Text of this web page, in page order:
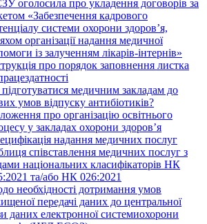
оголосила про укладення договорів за
«Забезпечення кадрового
системи охорони здоров’я,
організації надання медичної
із залученням лікарів-інтернів»
про порядок заповнення листка
медичним закладам до
умов відпуску антибіотиків?
про організацію освітнього
у закладах охорони здоров’я
надання медичних послуг
співставлення медичних послуг з
національних класифікаторів НК
та/або НК 026:2021
необхідності дотримання умов
передачі даних до центральної
даних електронної системиохорони